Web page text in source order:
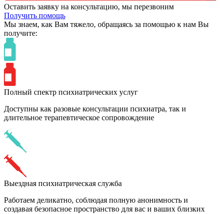
Оставить заявку на консультацию, мы перезвоним
Получить помощь
Мы знаем, как Вам тяжело, обращаясь за помощью к нам Вы
получите:
Полный спектр психиатрических услуг
Доступны как разовые консультации психиатра, так и
длительное терапевтическое сопровождение
Выездная психиатрическая служба
Работаем деликатно, соблюдая полную анонимность и
создавая безопасное пространство для вас и ваших близких